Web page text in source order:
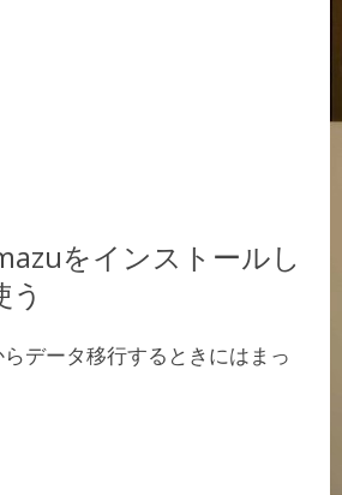
をインストールし
う
データ移行するときにはまっ